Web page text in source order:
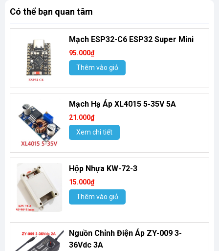
Có thể bạn quan tâm
Mạch ESP32-C6 ESP32 Super Mini
95.000₫
Thêm vào giỏ
Mạch Hạ Áp XL4015 5-35V 5A
21.000₫
Xem chi tiết
Hộp Nhựa KW-72-3
15.000₫
Thêm vào giỏ
Nguồn Chỉnh Điện Áp ZY-009 3-
36Vdc 3A